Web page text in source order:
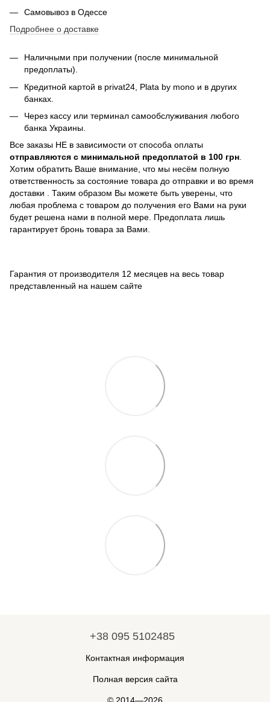
Самовывоз в Одессе
Подробнее о доставке
Наличными при получении (после минимальной
предоплаты).
Кредитной картой в privat24, Plata by mono и в других
банках
Через кассу или терминал самообслуживания любого
банка Украины.
Все заказы НЕ в зависимости от способа оплаты
отправляются с минимальной предоплатой в 100 грн.
Хотим обратить Ваше внимание, что мы несём полную
ответственность за состояние товара до отправки и во время
доставки . Таким образом Вы можете быть уверены, что
любая проблема с товаром до получения его Вами на руки
будет решена нами в полной мере. Предоплата лишь
гарантирует бронь товара за Вами.
Гарантия от производителя 12 месяцев на весь товар
представленный на нашем сайте
+38 095 5102485
Контактная информация
Полная версия сайта
© 2014—2026